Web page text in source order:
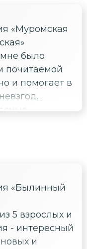
«Муромская
было
почитаемой
и помогает в
«Былинный
5 взрослых и
- интересный
и